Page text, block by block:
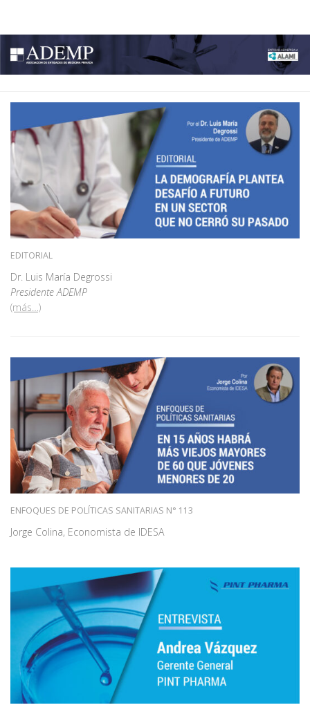
EDITORIAL
Dr. Luis María Degrossi
Presidente ADEMP
(más…)
ENFOQUES DE POLÍTICAS SANITARIAS N° 113
Jorge Colina, Economista de IDESA